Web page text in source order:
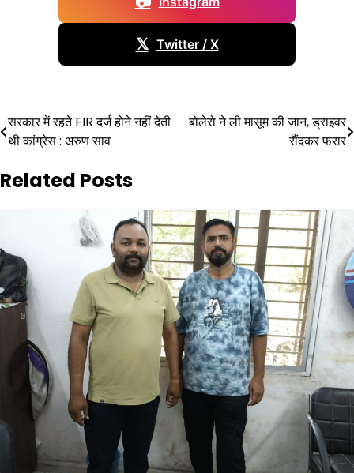
𝕏 Twitter / X
Post
navigation
सरकार में रहते FIR दर्ज होने नहीं देती
थी कांग्रेस : अरुण साव
बोलेरो ने ली मासूम की जान, ड्राइवर
रौंदकर फरार
Related Posts